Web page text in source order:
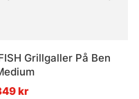
Grillgaller På Ben
kr